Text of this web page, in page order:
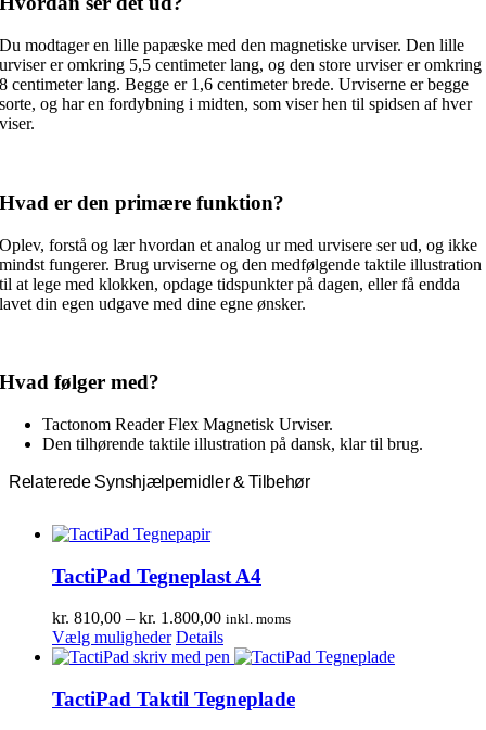
Du modtager en lille papæske med den magnetiske urviser. Den lille
urviser er omkring 5,5 centimeter lang, og den store urviser er omkring
8 centimeter lang. Begge er 1,6 centimeter brede. Urviserne er begge
sorte, og har en fordybning i midten, som viser hen til spidsen af hver
viser.
Hvad er den primære funktion?
Oplev, forstå og lær hvordan et analog ur med urvisere ser ud, og ikke
mindst fungerer. Brug urviserne og den medfølgende taktile illustration
til at lege med klokken, opdage tidspunkter på dagen, eller få endda
lavet din egen udgave med dine egne ønsker.
Hvad følger med?
Tactonom Reader Flex Magnetisk Urviser.
Den tilhørende taktile illustration på dansk, klar til brug.
Relaterede Synshjælpemidler & Tilbehør
TactiPad Tegneplast A4
kr. 810,00 – kr. 1.800,00Prisinterval:
kr. 810,00
til
inkl. moms
Vælg muligheder Dette
vare
flere
varianter.
Details
TactiPad Taktil Tegneplade